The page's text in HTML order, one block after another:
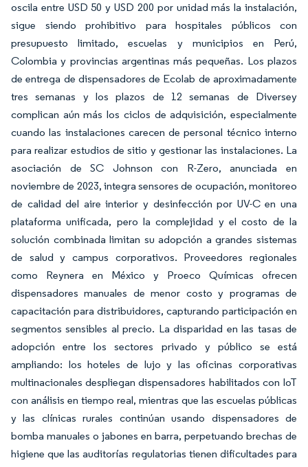
oscila entre USD 50 y USD 200 por unidad más la instalación,
sigue siendo prohibitivo para hospitales públicos con
presupuesto limitado, escuelas y municipios en Perú,
Colombia y provincias argentinas más pequeñas. Los plazos
de entrega de dispensadores de Ecolab de aproximadamente
tres semanas y los plazos de 12 semanas de Diversey
complican aún más los ciclos de adquisición, especialmente
cuando las instalaciones carecen de personal técnico interno
para realizar estudios de sitio y gestionar las instalaciones. La
asociación de SC Johnson con R-Zero, anunciada en
noviembre de 2023, integra sensores de ocupación, monitoreo
de calidad del aire interior y desinfección por UV-C en una
plataforma unificada, pero la complejidad y el costo de la
solución combinada limitan su adopción a grandes sistemas
de salud y campus corporativos. Proveedores regionales
como Reynera en México y Proeco Químicas ofrecen
dispensadores manuales de menor costo y programas de
capacitación para distribuidores, capturando participación en
segmentos sensibles al precio. La disparidad en las tasas de
adopción entre los sectores privado y público se está
ampliando: los hoteles de lujo y las oficinas corporativas
multinacionales despliegan dispensadores habilitados con IoT
con análisis en tiempo real, mientras que las escuelas públicas
y las clínicas rurales continúan usando dispensadores de
bomba manuales o jabones en barra, perpetuando brechas de
higiene que las auditorías regulatorias tienen dificultades para